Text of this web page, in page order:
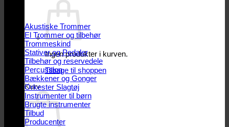
Ingen produkter i kurven.
Tilbage til shoppen
Kurv
Akustiske Trommer
El Trommer og tilbehør
Trommeskind
Stativer og Pedaler
Tilbehør og reservedele
Percussion
Bækkener og Gonger
Orkester Slagtøj
Instrumenter til børn
Brugte instrumenter
Tilbud
Producenter